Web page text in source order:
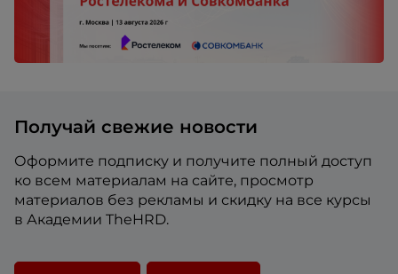
Получай свежие новости
Оформите подписку и получите полный доступ
ко всем материалам на сайте, просмотр
материалов без рекламы и скидку на все курсы
в Академии TheHRD.